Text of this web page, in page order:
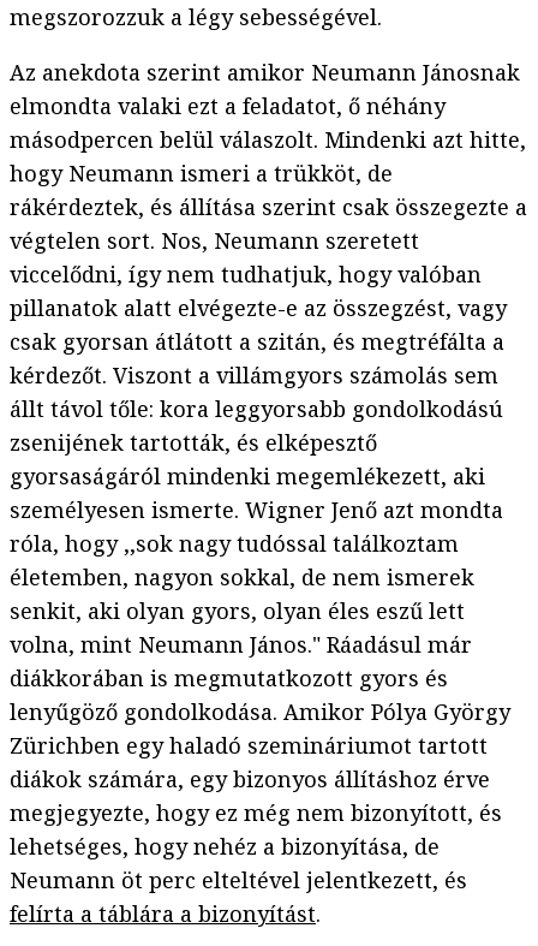
megszorozzuk a légy sebességével.
Az anekdota szerint amikor Neumann Jánosnak
elmondta valaki ezt a feladatot, ő néhány
másodpercen belül válaszolt. Mindenki azt hitte,
hogy Neumann ismeri a trükköt, de
rákérdeztek, és állítása szerint csak összegezte a
végtelen sort. Nos, Neumann szeretett
viccelődni, így nem tudhatjuk, hogy valóban
pillanatok alatt elvégezte-e az összegzést, vagy
csak gyorsan átlátott a szitán, és megtréfálta a
kérdezőt. Viszont a villámgyors számolás sem
állt távol tőle: kora leggyorsabb gondolkodású
zsenijének tartották, és elképesztő
gyorsaságáról mindenki megemlékezett, aki
személyesen ismerte. Wigner Jenő azt mondta
róla, hogy ,,sok nagy tudóssal találkoztam
életemben, nagyon sokkal, de nem ismerek
senkit, aki olyan gyors, olyan éles eszű lett
volna, mint Neumann János." Ráadásul már
diákkorában is megmutatkozott gyors és
lenyűgöző gondolkodása. Amikor Pólya György
Zürichben egy haladó szemináriumot tartott
diákok számára, egy bizonyos állításhoz érve
megjegyezte, hogy ez még nem bizonyított, és
lehetséges, hogy nehéz a bizonyítása, de
Neumann öt perc elteltével jelentkezett, és
felírta a táblára a bizonyítást.